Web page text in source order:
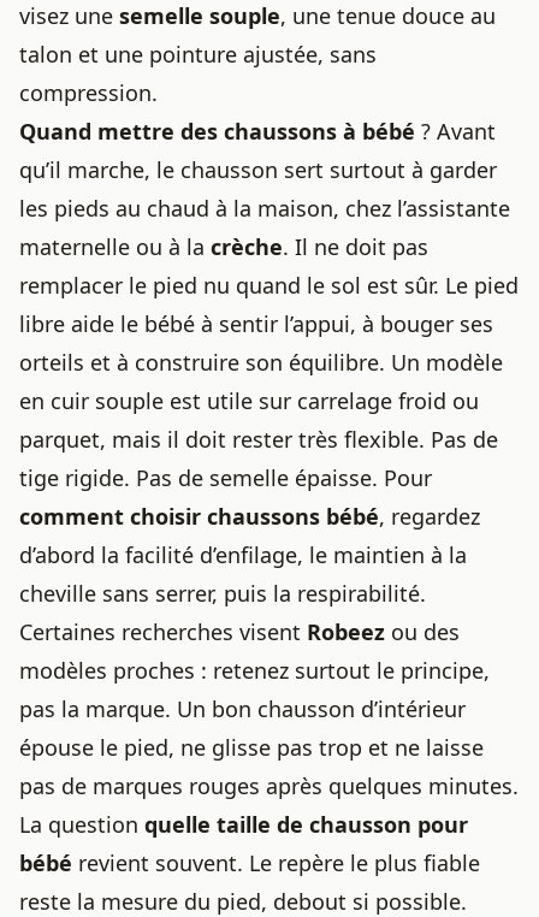
visez une semelle souple, une tenue douce au
talon et une pointure ajustée, sans
compression.
Quand mettre des chaussons à bébé ? Avant
qu’il marche, le chausson sert surtout à garder
les pieds au chaud à la maison, chez l’assistante
maternelle ou à la crèche. Il ne doit pas
remplacer le pied nu quand le sol est sûr. Le pied
libre aide le bébé à sentir l’appui, à bouger ses
orteils et à construire son équilibre. Un modèle
en cuir souple est utile sur carrelage froid ou
parquet, mais il doit rester très flexible. Pas de
tige rigide. Pas de semelle épaisse. Pour
comment choisir chaussons bébé, regardez
d’abord la facilité d’enfilage, le maintien à la
cheville sans serrer, puis la respirabilité.
Certaines recherches visent Robeez ou des
modèles proches : retenez surtout le principe,
pas la marque. Un bon chausson d’intérieur
épouse le pied, ne glisse pas trop et ne laisse
pas de marques rouges après quelques minutes.
La question quelle taille de chausson pour
bébé revient souvent. Le repère le plus fiable
reste la mesure du pied, debout si possible.